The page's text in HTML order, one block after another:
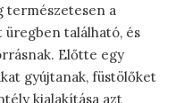
természetesen a
üregben található, és
Előtte egy
gyújtanak, füstölőket
kialakítása azt